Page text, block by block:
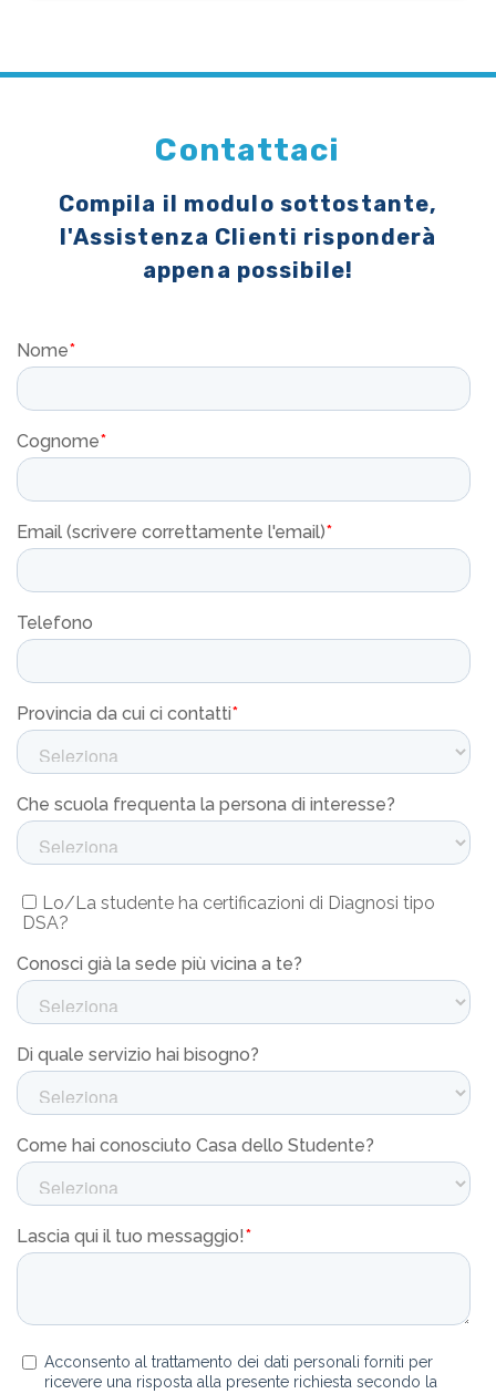
Contattaci
Compila il modulo sottostante,
l'Assistenza Clienti risponderà
appena possibile!